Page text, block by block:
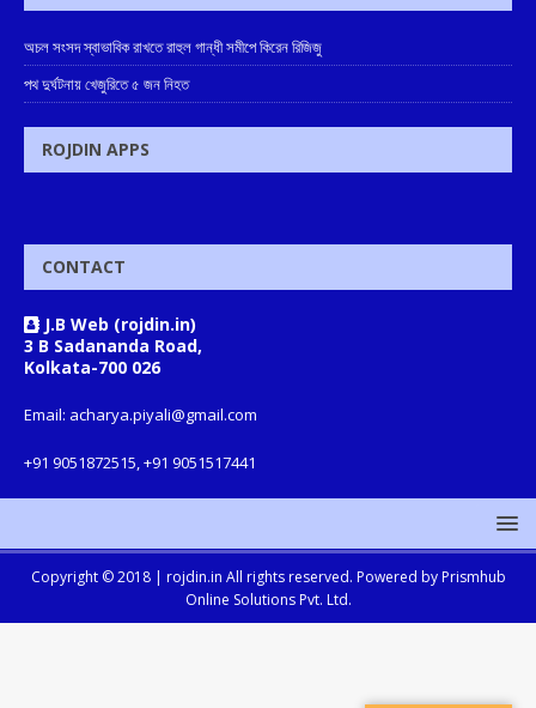
অচল সংসদ স্বাভাবিক রাখতে রাহুল গান্ধী সমীপে কিরেন রিজিজু
পথ দুর্ঘটনায় খেজুরিতে ৫ জন নিহত
ROJDIN APPS
CONTACT
J.B Web (rojdin.in)
3 B Sadananda Road,
Kolkata-700 026
Email: acharya.piyali@gmail.com
+91 9051872515, +91 9051517441
Copyright © 2018 | rojdin.in All rights reserved. Powered by Prismhub
Online Solutions Pvt. Ltd.